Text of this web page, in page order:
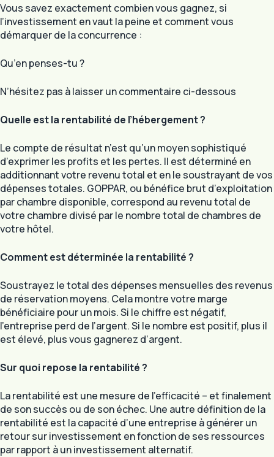
Vous savez exactement combien vous gagnez, si
l’investissement en vaut la peine et comment vous
démarquer de la concurrence :
Qu’en penses-tu ?
N’hésitez pas à laisser un commentaire ci-dessous
Quelle est la rentabilité de l’hébergement ?
Le compte de résultat n’est qu’un moyen sophistiqué
d’exprimer les profits et les pertes. Il est déterminé en
additionnant votre revenu total et en le soustrayant de vos
dépenses totales. GOPPAR, ou bénéfice brut d’exploitation
par chambre disponible, correspond au revenu total de
votre chambre divisé par le nombre total de chambres de
votre hôtel.
Comment est déterminée la rentabilité ?
Soustrayez le total des dépenses mensuelles des revenus
de réservation moyens. Cela montre votre marge
bénéficiaire pour un mois. Si le chiffre est négatif,
l’entreprise perd de l’argent. Si le nombre est positif, plus il
est élevé, plus vous gagnerez d’argent.
Sur quoi repose la rentabilité ?
La rentabilité est une mesure de l’efficacité – et finalement
de son succès ou de son échec. Une autre définition de la
rentabilité est la capacité d’une entreprise à générer un
retour sur investissement en fonction de ses ressources
par rapport à un investissement alternatif.